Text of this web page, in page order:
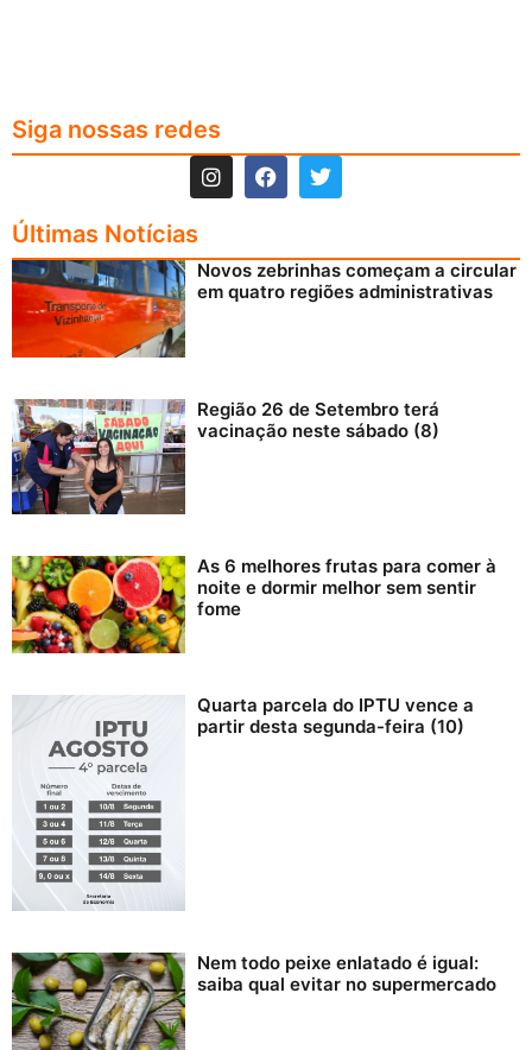
Siga nossas redes
Últimas Notícias
Novos zebrinhas começam a circular
em quatro regiões administrativas
Região 26 de Setembro terá
vacinação neste sábado (8)
As 6 melhores frutas para comer à
noite e dormir melhor sem sentir
fome
Quarta parcela do IPTU vence a
partir desta segunda-feira (10)
Nem todo peixe enlatado é igual:
saiba qual evitar no supermercado